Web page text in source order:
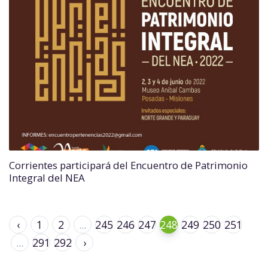
Corrientes participará del Encuentro de Patrimonio
Integral del NEA
‹ 1 2 ... 245 246 247 248 249 250 251
...
291 292 ›